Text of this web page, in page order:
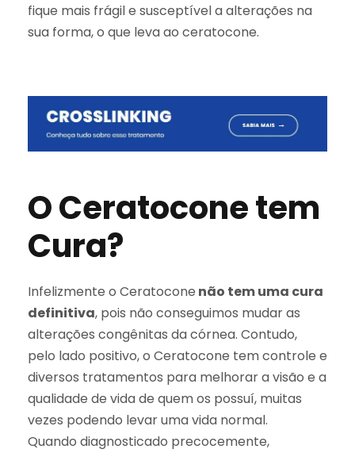
fique mais frágil e susceptível a alterações na
sua forma, o que leva ao ceratocone.
O Ceratocone tem
Cura?
Infelizmente o Ceratocone não tem uma cura
definitiva, pois não conseguimos mudar as
alterações congênitas da córnea. Contudo,
pelo lado positivo, o Ceratocone tem controle e
diversos tratamentos para melhorar a visão e a
qualidade de vida de quem os possuí, muitas
vezes podendo levar uma vida normal.
Quando diagnosticado precocemente,